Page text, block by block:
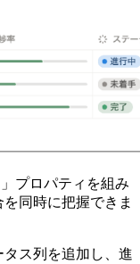
プロパティを組み
同時に把握できま
タス列を追加し、進